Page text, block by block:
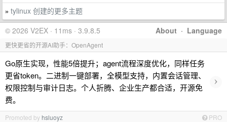
» tylinux 创建的更多主题
About · Language
© 2026 V2EX · 11ms · 3.9.8.5
更快更省的开源AI助手：OpenAgent
Go原生实现，性能5倍提升；agent流程深度优化，同样任务
更省token。二进制一键部署，全模型支持，内置会话管理、
权限控制与审计日志。个人折腾、企业生产都合适，开源免
费。
›
Promoted by hsluoyz PRO